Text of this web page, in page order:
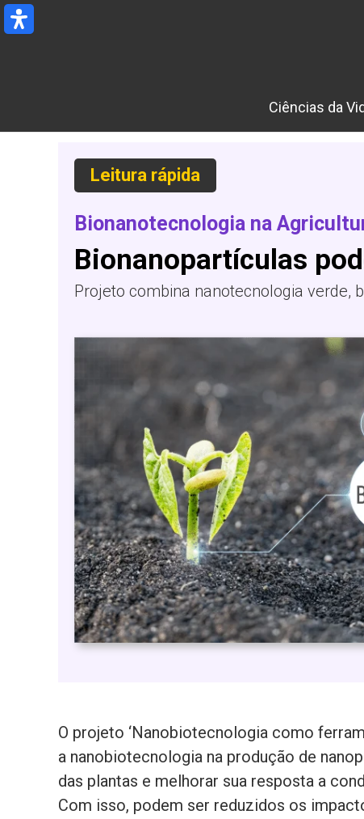
Ir
para
Ciências da
Leitura rápida
Bionanotecnologia na
Bionanopartículas
Projeto combina nanotecnologia verde,
O projeto ‘Nanobiotecnologia como
a nanobiotecnologia na produção de
das plantas e melhorar sua resposta a
Com isso, podem ser reduzidos os